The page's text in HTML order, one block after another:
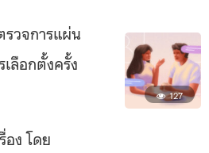
รวจการแผ่น
ลือกตั้งครั้ง
ง โดย
127